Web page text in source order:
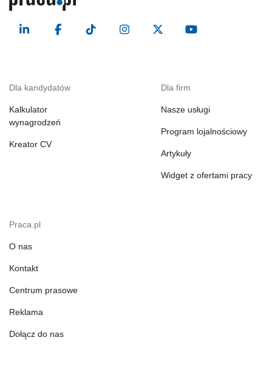
Dla kandydatów
Kalkulator
wynagrodzeń
Kreator CV
Dla firm
Nasze usługi
Program lojalnościowy
Artykuły
Widget z ofertami pracy
Praca.pl
O nas
Kontakt
Centrum prasowe
Reklama
Dołącz do nas